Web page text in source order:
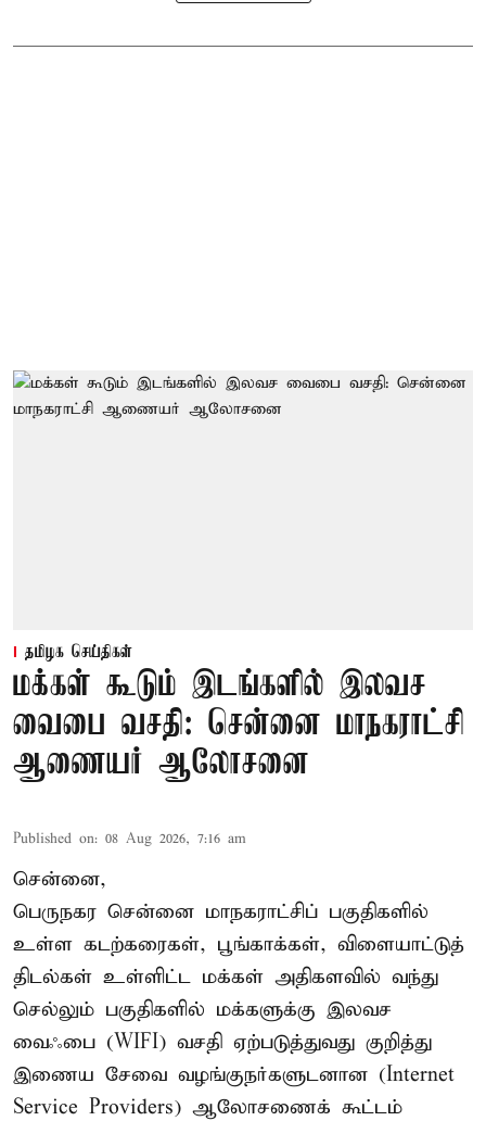
தமிழக செய்திகள்
மக்கள் கூடும் இடங்களில் இலவச
வைபை வசதி: சென்னை மாநகராட்சி
ஆணையர் ஆலோசனை
Published on: 08 Aug 2026, 7:16 am
சென்னை,
பெருநகர சென்னை மாநகராட்சிப் பகுதிகளில்
உள்ள கடற்கரைகள், பூங்காக்கள், விளையாட்டுத்
திடல்கள் உள்ளிட்ட மக்கள் அதிகளவில் வந்து
செல்லும் பகுதிகளில் மக்களுக்கு இலவச
வைஃபை (WIFI) வசதி ஏற்படுத்துவது குறித்து
இணைய சேவை வழங்குநர்களுடனான (Internet
Service Providers) ஆலோசணைக் கூட்டம்